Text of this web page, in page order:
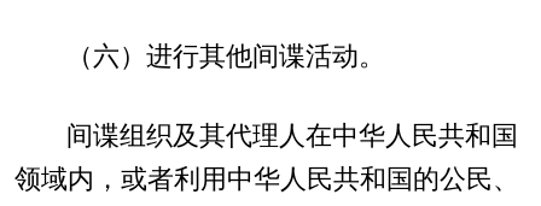
（六）进行其他间谍活动。
间谍组织及其代理人在中华人民共和国
领域内，或者利用中华人民共和国的公民、